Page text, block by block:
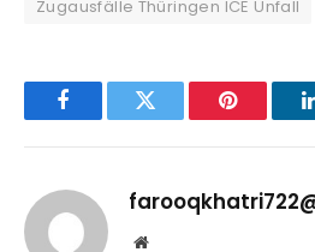
Zugausfälle Thüringen ICE Unfall
FacebookTwitter Pinterest
Website